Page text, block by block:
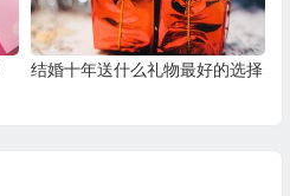
结婚十年送什么礼物最好的选择